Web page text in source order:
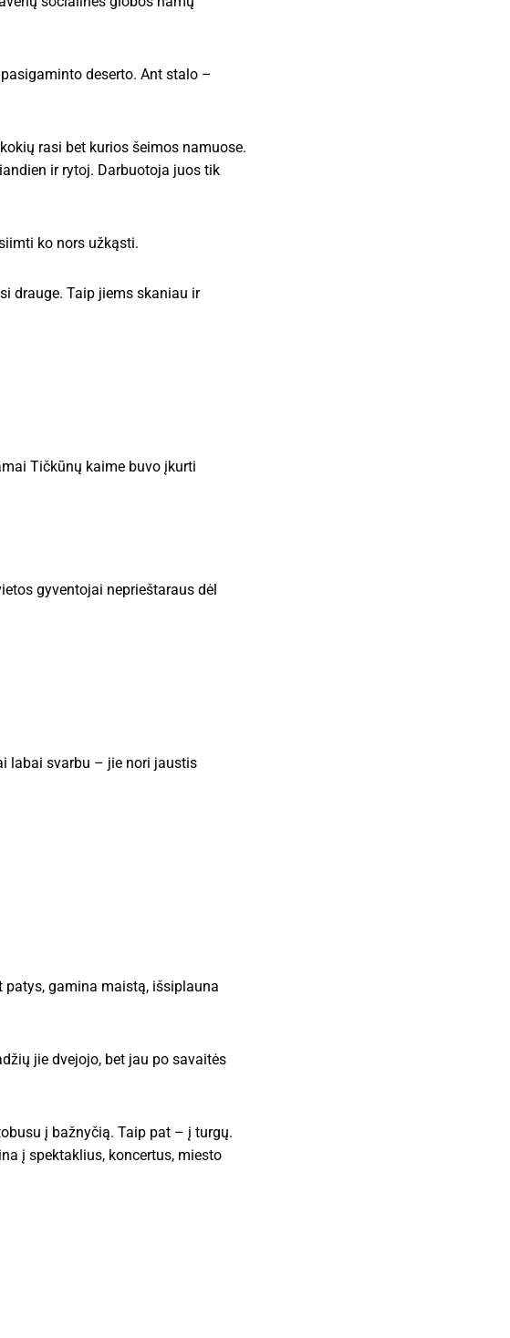
deserto. Ant stalo –
rasi bet kurios šeimos namuose.
ir rytoj. Darbuotoja juos tik
ko nors užkąsti.
drauge. Taip jiems skaniau ir
Tičkūnų kaime buvo įkurti
gyventojai neprieštaraus dėl
labai svarbu – jie nori jaustis
gamina maistą, išsiplauna
jie dvejojo, bet jau po savaitės
į bažnyčią. Taip pat – į turgų.
į spektaklius, koncertus, miesto